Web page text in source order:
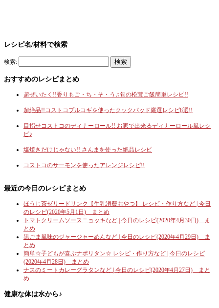
レシピ名/材料で検索
検索:
おすすめのレシピまとめ
超ぜいたく!!香りもご・ち・そ・う♫旬の松茸ご飯簡単レシピ!!
超絶品!!コストコプルコギを使ったクックパッド厳選レシピ8選!!
目指せコストコのディナーロール!! お家で出来るディナーロール風レシ
ピ♪
塩焼きだけじゃない!! さんまを使った絶品レシピ
コストコのサーモンを使ったアレンジレシピ!!
最近の今日のレシピまとめ
ほうじ茶ゼリードリンク【牛乳消費おやつ】 レシピ・作り方など | 今日
のレシピ(2020年5月1日) まとめ
トマトクリームソースニョッキなど | 今日のレシピ(2020年4月30日) ま
とめ
黒ごま風味のジャージャーめんなど | 今日のレシピ(2020年4月29日) ま
とめ
簡単☆子どもが喜ぶナポリタン☆ レシピ・作り方など | 今日のレシピ
(2020年4月28日) まとめ
ナスのミートカレーグラタンなど | 今日のレシピ(2020年4月27日) まと
め
健康な体は水から♪